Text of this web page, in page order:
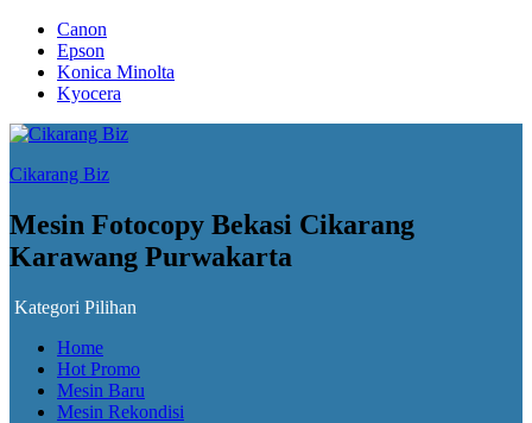
Canon
Epson
Konica Minolta
Kyocera
Cikarang Biz
Mesin Fotocopy Bekasi Cikarang
Karawang Purwakarta
Kategori Pilihan
Home
Hot Promo
Mesin Baru
Mesin Rekondisi